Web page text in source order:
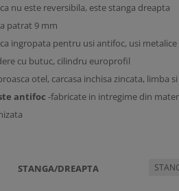
nu este reversibila, este stanga dreapta
patrat 9 mm
ingropata pentru usi antifoc, usi
cu butuc, cilindru europrofil
otel, carcasa inchisa zincata, limba
antifoc -fabricate in intregime din
STANGA/DREAPTA